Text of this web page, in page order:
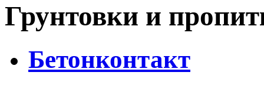
Грунтовки и
Бетонконтакт